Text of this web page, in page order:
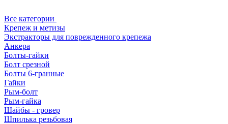
Все категории
Крепеж и метизы
Экстракторы для поврежденного крепежа
Анкера
Болты-гайки
Болт срезной
Болты 6-гранные
Гайки
Рым-болт
Рым-гайка
Шайбы - гровер
Шпилька резьбовая